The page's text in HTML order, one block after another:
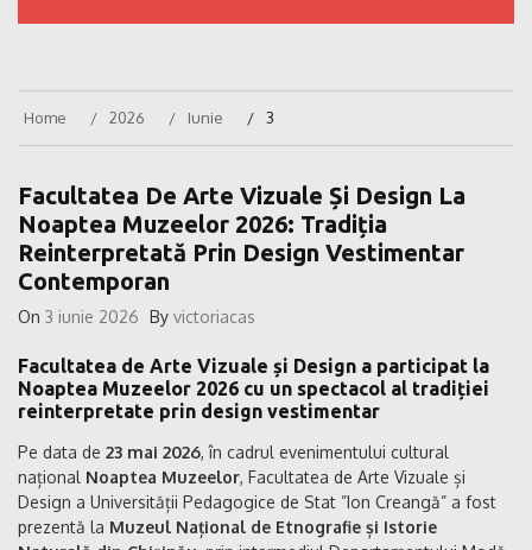
Home 2026 Iunie 3
Facultatea De Arte Vizuale Și Design La
Noaptea Muzeelor 2026: Tradiția
Reinterpretată Prin Design Vestimentar
Contemporan
On 3 iunie 2026 By victoriacas
Facultatea de Arte Vizuale și Design a participat la
Noaptea Muzeelor 2026 cu un spectacol al tradiției
reinterpretate prin design vestimentar
Pe data de 23 mai 2026, în cadrul evenimentului cultural
național Noaptea Muzeelor, Facultatea de Arte Vizuale și
Design a Universității Pedagogice de Stat ”Ion Creangă” a fost
prezentă la Muzeul Național de Etnografie și Istorie